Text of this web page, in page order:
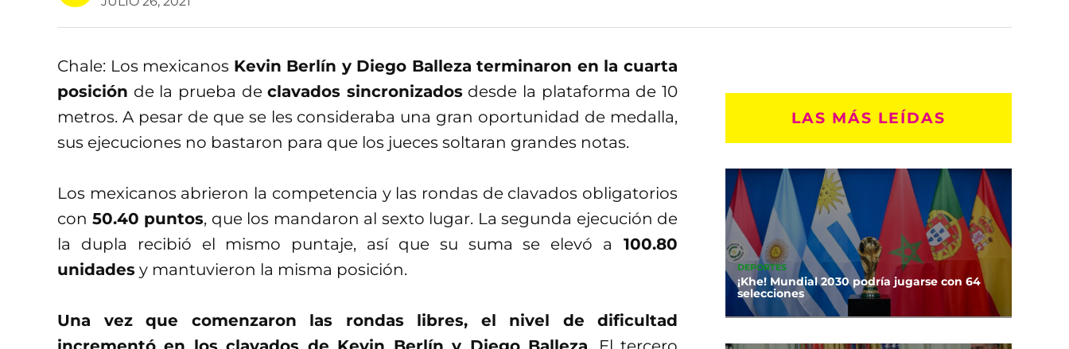
Chale: Los mexicanos Kevin Berlín y Diego Balleza terminaron en la cuarta
posición de la prueba declavados sincronizadosdesde la plataforma de 10
metros. A pesar de que se les consideraba una gran oportunidad de medalla,
sus ejecuciones no bastaron para que los jueces soltaran grandes notas.
Los mexicanos abrieron la competencia y las rondas de clavados obligatorios
con 50.40 puntos, que los mandaron al sexto lugar. La segunda ejecución de
la dupla recibió el mismo puntaje, así que su suma se elevó a 100.80
unidades y mantuvieron la misma posición.
Una vez que comenzaron las rondas libres, el nivel de dificultad
LAS MÁS LEÍDAS
DEPORTES
¡Khe! Mundial 2030 podría jugarse con 64
selecciones